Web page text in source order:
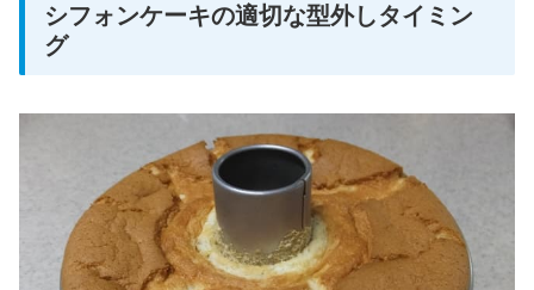
シフォンケーキの適切な型外しタイミン
グ